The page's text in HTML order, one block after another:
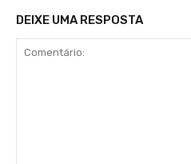
DEIXE UMA RESPOSTA